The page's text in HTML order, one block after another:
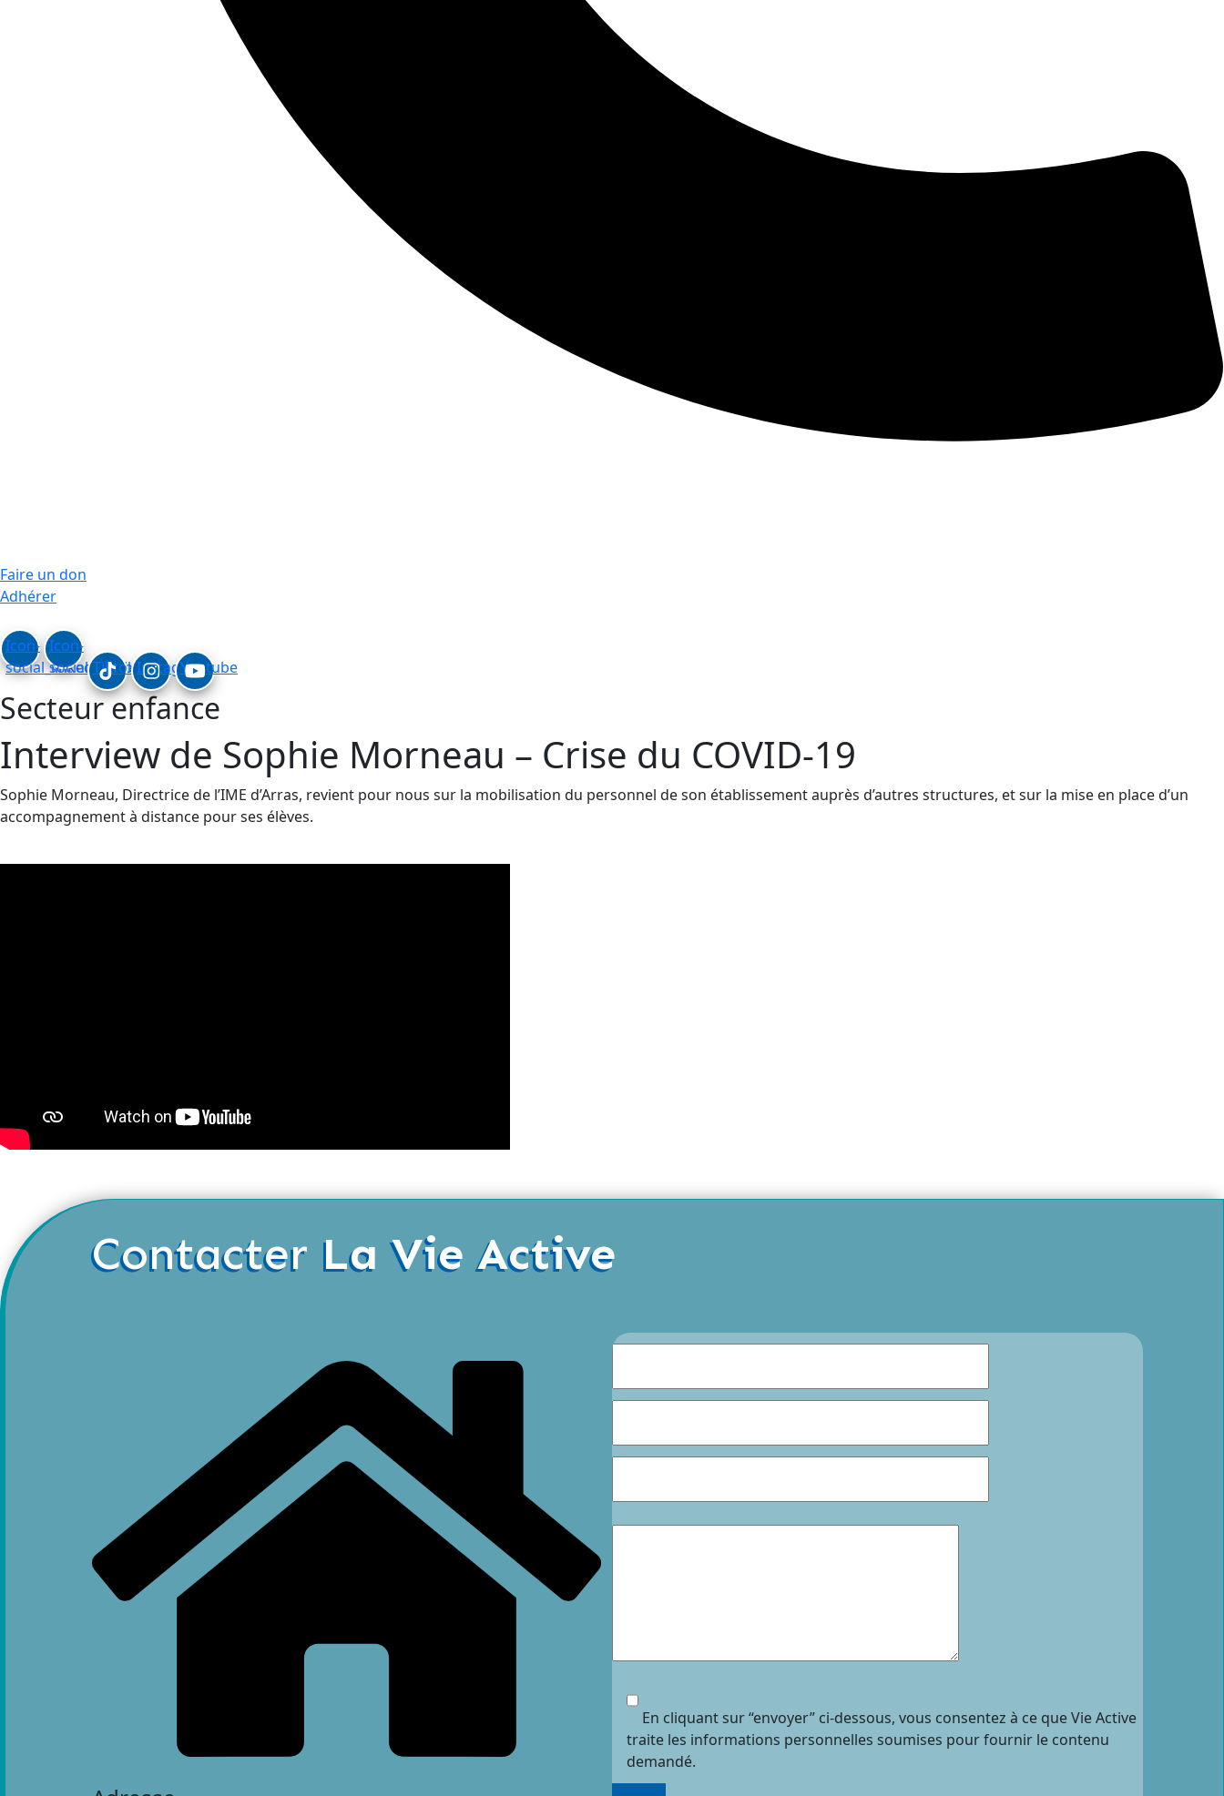
Faire un don
Adhérer
Icon-
social_linkedin
Icon-
social_facebook
TiktokInstagramYoutube
Secteur enfance
Interview de Sophie Morneau – Crise du COVID-19
Sophie Morneau, Directrice de l’IME d’Arras, revient pour nous sur la mobilisation du personnel de son établissement auprès d’autres structures, et sur la mise en place d’un
accompagnement à distance pour ses élèves.
Contacter La Vie Active
En cliquant sur “envoyer” ci-dessous, vous consentez à ce que Vie Active
traite les informations personnelles soumises pour fournir le contenu
demandé.